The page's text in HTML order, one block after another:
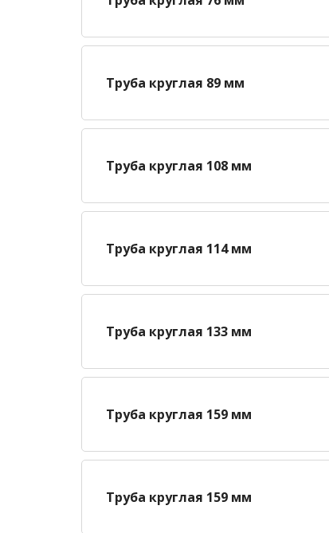
Труба круглая 89 мм
Труба круглая 108 мм
Труба круглая 114 мм
Труба круглая 133 мм
Труба круглая 159 мм
Труба круглая 159 мм